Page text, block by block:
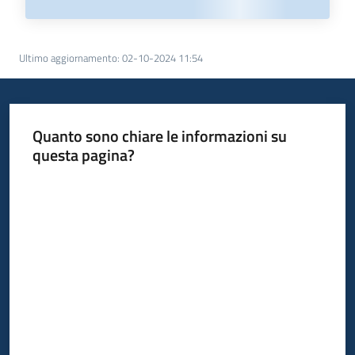
Ultimo aggiornamento: 02-10-2024 11:54
Quanto sono chiare le informazioni su
questa pagina?